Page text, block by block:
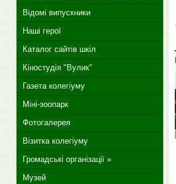
Відомі випускники
Наші герої
Каталог сайтів шкіл
Кіностудія "Вулик"
Газета колегіуму
Міні-зоопарк
Фотогалерея
Візитка колегіуму
Громадські організації »
Музей